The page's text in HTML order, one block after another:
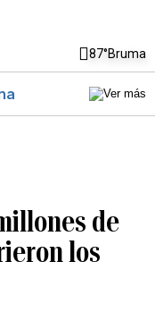
87°Bruma
de
los